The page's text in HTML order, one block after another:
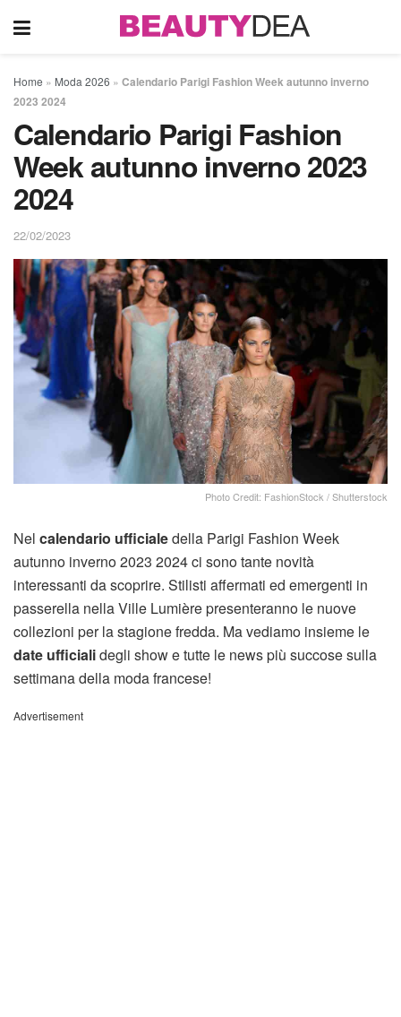
Home » Moda 2026 » Calendario Parigi Fashion Week autunno inverno
2023 2024
Calendario Parigi Fashion
Week autunno inverno 2023
2024
22/02/2023
Photo Credit: FashionStock / Shutterstock
Nel calendario ufficialedella Parigi Fashion Week
autunno inverno 2023 2024 ci sono tante novità
interessanti da scoprire. Stilisti affermati ed emergenti in
passerella nella Ville Lumière presenteranno le nuove
collezioni per la stagione fredda. Ma vediamo insieme le
date ufficialidegli show e tutte le news più succose sulla
settimana della moda francese!
Advertisement